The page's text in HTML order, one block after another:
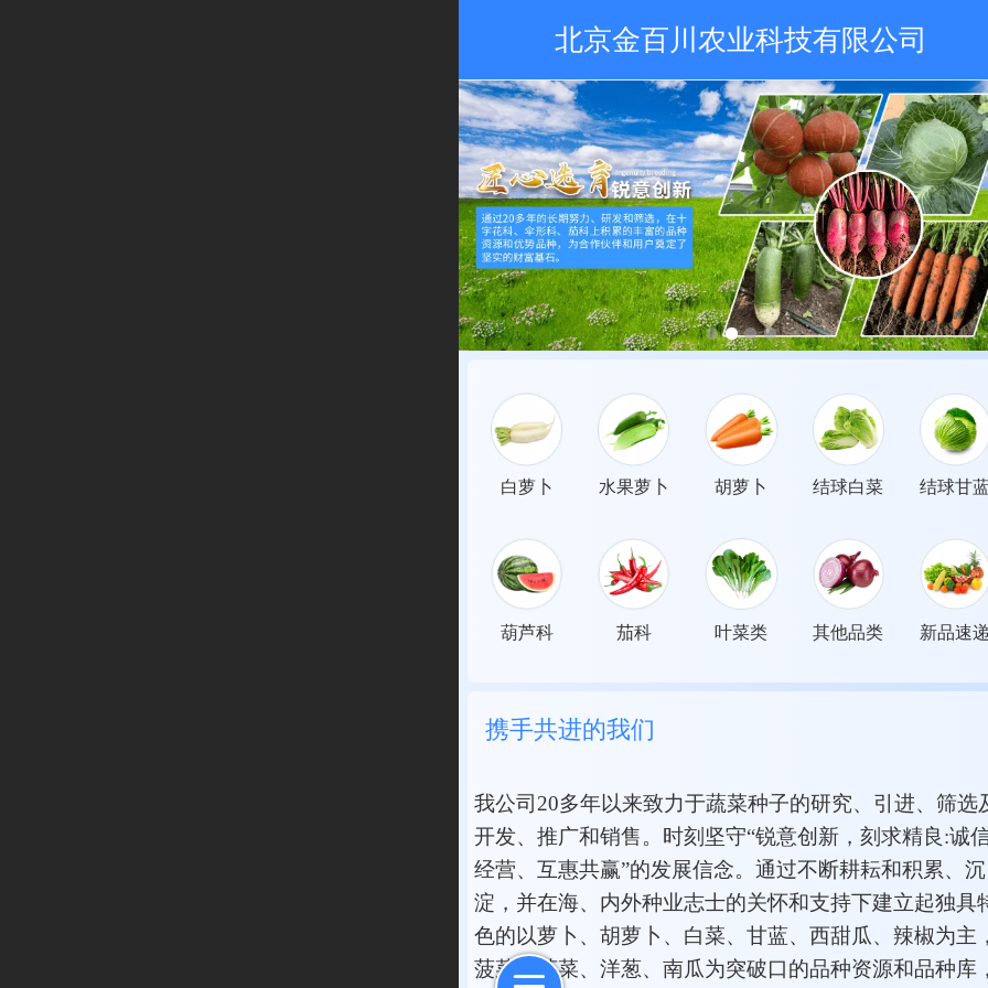
北京金百川农业科技有限公司
白萝卜 水果萝卜 胡萝卜 结球白菜 结球甘
葫芦科 茄科 叶菜类 其他品类 新品速
携手共进的我们
我公司20多年以来致力于蔬菜种子的研究、引进、筛选
开发、推广和销售。时刻坚守“锐意创新，刻求精良:诚
经营、互惠共赢”的发展信念。通过不断耕耘和积累、沉
淀，并在海、内外种业志士的关怀和支持下建立起独具
色的以萝卜、胡萝卜、白菜、甘蓝、西甜瓜、辣椒为主
菠菜、芹菜、洋葱、南瓜为突破口的品种资源和品种库